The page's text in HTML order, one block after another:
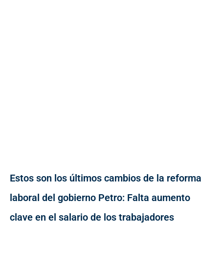
Estos son los últimos cambios de la reforma
laboral del gobierno Petro: Falta aumento
clave en el salario de los trabajadores